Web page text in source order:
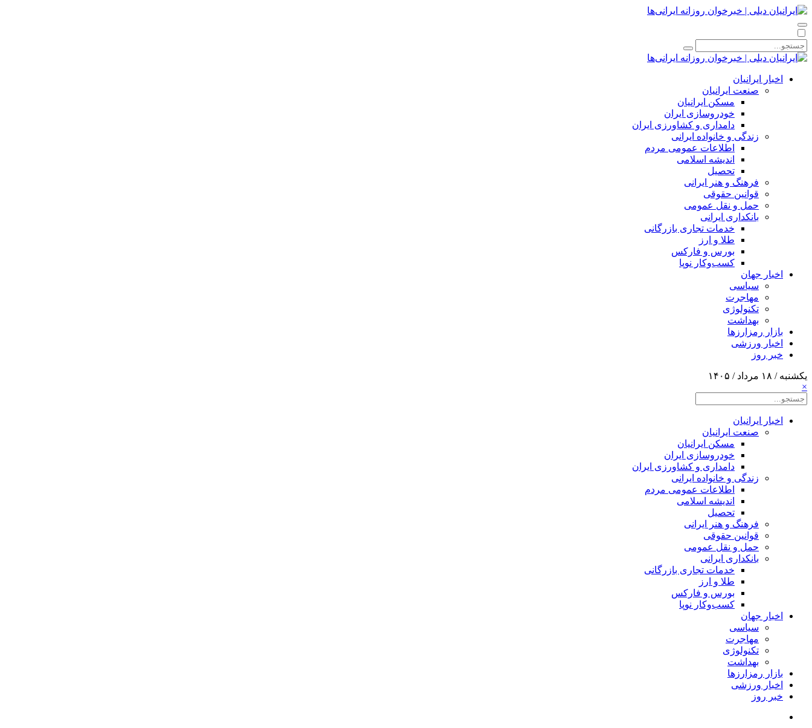
اخبار ایرانیان
صنعت ایرانیان
مسکن ایرانیان
خودروسازی ایران
دامداری و کشاورزی ایران
زندگی و خانواده ایرانی
اطلاعات عمومی مردم
اندیشه اسلامی
تحصیل
فرهنگ و هنر ایرانی
قوانین حقوقی
حمل و نقل عمومی
بانکداری ایرانی
خدمات تجاری بازرگانی
طلا و ارز
بورس و فارکس
کسب‌وکار نوپا
اخبار جهان
سیاسی
مهاجرت
تکنولوژی
بهداشت
بازار رمزارزها
اخبار ورزشی
خبر روز
یکشنبه / ۱۸ مرداد / ۱۴۰۵
×
اخبار ایرانیان
صنعت ایرانیان
مسکن ایرانیان
خودروسازی ایران
دامداری و کشاورزی ایران
زندگی و خانواده ایرانی
اطلاعات عمومی مردم
اندیشه اسلامی
تحصیل
فرهنگ و هنر ایرانی
قوانین حقوقی
حمل و نقل عمومی
بانکداری ایرانی
خدمات تجاری بازرگانی
طلا و ارز
بورس و فارکس
کسب‌وکار نوپا
اخبار جهان
سیاسی
مهاجرت
تکنولوژی
بهداشت
بازار رمزارزها
اخبار ورزشی
خبر روز